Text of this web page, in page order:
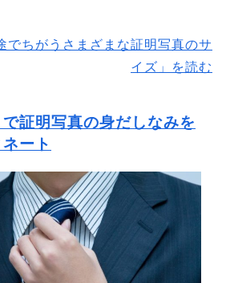
でちがうさまざまな証明写真のサ
イズ」を読む
証明写真の身だしなみを
ート